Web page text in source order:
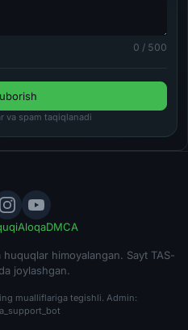
0 / 500
va spam taqiqlanadi
AloqaDMCA
himoyalangan. Sayt TAS-
joylashgan.
mualliflariga tegishli. Admin: